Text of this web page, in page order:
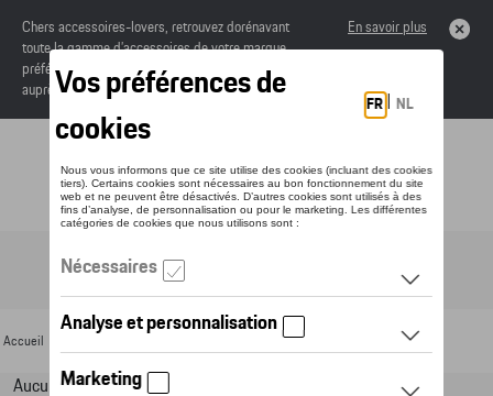
Chers accessoires-lovers, retrouvez dorénavant
toute la gamme d’accessoires de votre marque
préférée sous forme de catalogue à commander
auprès de votre concessionaire.
En savoir plus
Toggle navigation
Accueil > Jantes alu
Aucun modèle sélectionné (Tout afficher)